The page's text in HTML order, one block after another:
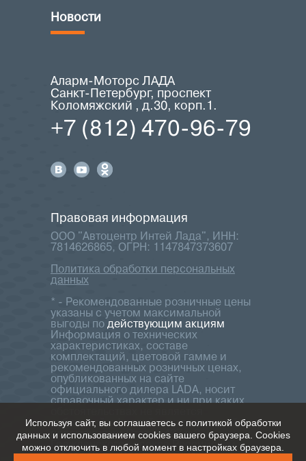
Новости
Аларм-Моторс ЛАДА
Санкт-Петербург, проспект
Коломяжский , д.30, корп.1.
+7 (812) 470-96-79
Правовая информация
ООО "Автоцентр Интей Лада", ИНН:
7814626865, ОГРН: 1147847373607
Политика обработки персональных
данных
* - Рекомендованные розничные цены
указаны с учетом максимальной
выгоды по действующим акциям
Информация о технических
характеристиках, составе
комплектаций, цветовой гамме и
рекомендованных розничных ценах,
опубликованных на сайте
официального дилера LADA, носит
справочный характер и ни при каких
публичной офертой, определяемой
положениями Статьи 437 ч.2
Гражданского кодекса Российской
Федерации. Для получения
Используя сайт, вы соглашаетесь с политикой обработки
данных и использованием cookies вашего браузера. Cookies
можно отключить в любой момент в настройках браузера.